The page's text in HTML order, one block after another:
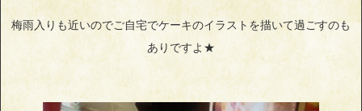
梅雨入りも近いのでご自宅でケーキのイラストを描いて過ごすのも
ありですよ★